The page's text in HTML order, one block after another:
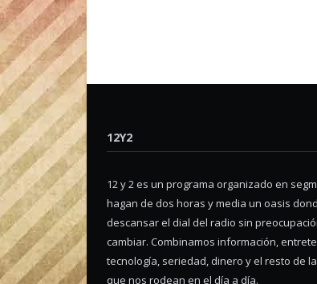
12Y2
12 y 2 es un programa organizado en
hagan de dos horas y media un oasis
descansar el dial del radio sin
cambiar. Combinamos información,
tecnología, seriedad, dinero y el resto de
que nos rodean en el día a día.